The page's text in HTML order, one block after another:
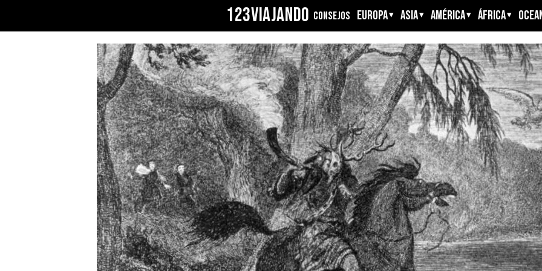
123VIAJANDO CONSEJOS EUROPA ASIA AMÉRICA ÁFRICA